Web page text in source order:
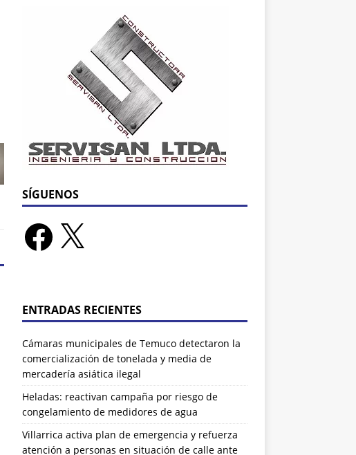
SÍGUENOS
ENTRADAS RECIENTES
Cámaras municipales de Temuco detectaron la
comercialización de tonelada y media de
mercadería asiática ilegal
Heladas: reactivan campaña por riesgo de
congelamiento de medidores de agua
Villarrica activa plan de emergencia y refuerza
atención a personas en situación de calle ante